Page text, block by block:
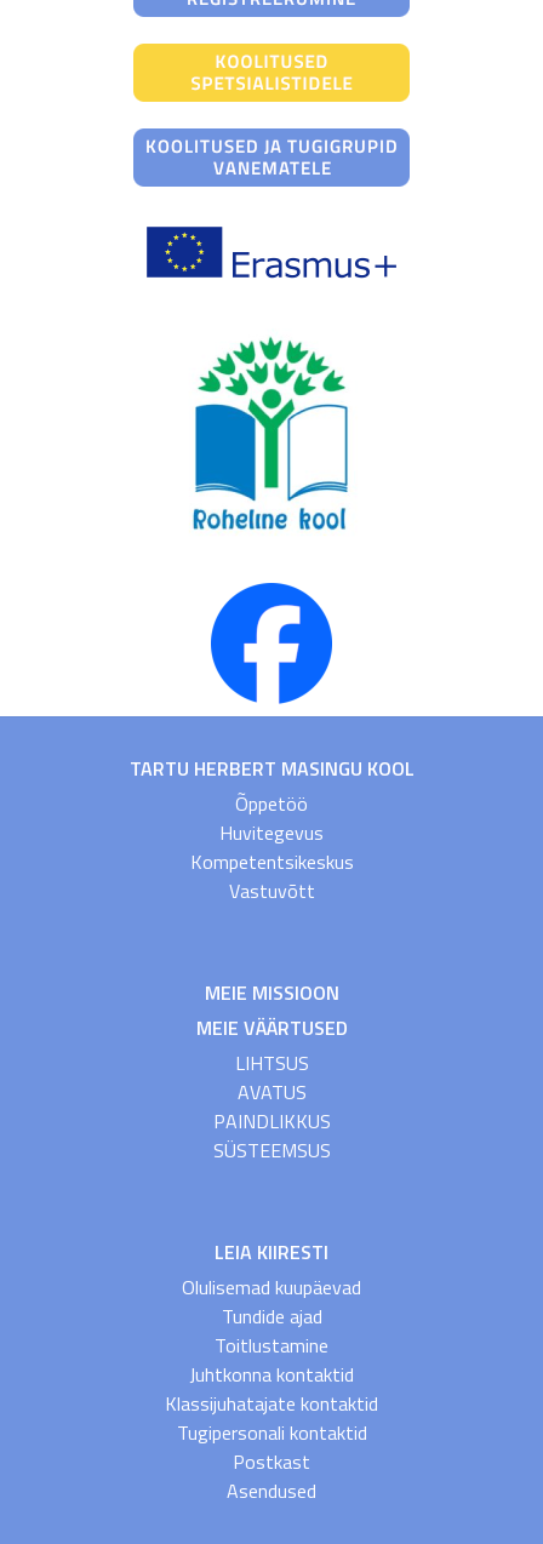
TARTU HERBERT MASINGU KOOL
Õppetöö
Huvitegevus
Kompetentsikeskus
Vastuvõtt
MEIE MISSIOON
MEIE VÄÄRTUSED
LIHTSUS
AVATUS
PAINDLIKKUS
SÜSTEEMSUS
LEIA KIIRESTI
Olulisemad kuupäevad
Tundide ajad
Toitlustamine
Juhtkonna kontaktid
Klassijuhatajate kontaktid
Tugipersonali kontaktid
Postkast
Asendused